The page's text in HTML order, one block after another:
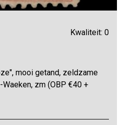
Kwaliteit: 0
mooi getand, zeldzame
zm (OBP €40 +